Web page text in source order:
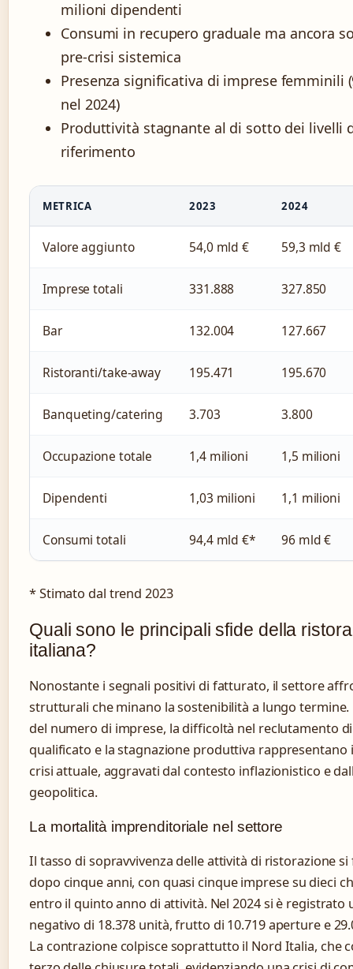
milioni dipendenti
Consumi in recupero graduale ma ancora
pre-crisi sistemica
Presenza significativa di imprese femminili
nel 2024)
Produttività stagnante al di sotto dei livelli
riferimento
METRICA 2023 2024
Valore aggiunto 54,0 mld € 59,3 mld €
Imprese totali 331.888 327.850
Bar 132.004 127.667
Ristoranti/take-away 195.471 195.670
Banqueting/catering 3.703 3.800
Occupazione totale 1,4 milioni 1,5 milioni
Dipendenti 1,03 milioni 1,1 milioni
Consumi totali 94,4 mld €* 96 mld €
* Stimato dal trend 2023
Quali sono le principali sfide della
italiana?
Nonostante i segnali positivi di fatturato, il settore
strutturali che minano la sostenibilità a lungo termine.
del numero di imprese, la difficoltà nel reclutamento
qualificato e la stagnazione produttiva rappresentano
crisi attuale, aggravati dal contesto inflazionistico e
geopolitica.
La mortalità imprenditoriale nel settore
Il tasso di sopravvivenza delle attività di ristorazione si
dopo cinque anni, con quasi cinque imprese su dieci
entro il quinto anno di attività. Nel 2024 si è registrato
negativo di 18.378 unità, frutto di 10.719 aperture e
La contrazione colpisce soprattutto il Nord Italia, che